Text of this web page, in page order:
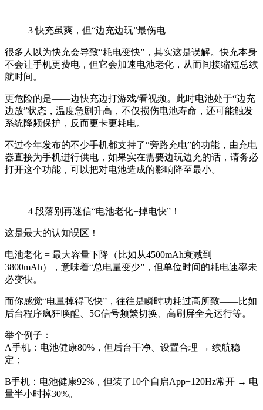
3快充虽爽，但“边充边玩”最伤电
很多人以为快充会导致“耗电变快”，其实这是误解。快充本身
不会让手机更费电，但它会加速电池老化，从而间接缩短总续
航时间。
更危险的是——边快充边打游戏/看视频。此时电池处于“边充
边放”状态，温度急剧升高，不仅损伤电池寿命，还可能触发
系统降频保护，反而更卡更耗电。
不过今年发布的不少手机都支持了“旁路充电”的功能，由充电
器直接为手机进行供电，如果实在需要边玩边充的话，请务必
打开这个功能，可以把对电池造成的影响降至最小。
4 段落别再迷信“电池老化=掉电快”！
这是最大的认知误区！
电池老化 = 最大容量下降（比如从4500mAh衰减到
3800mAh），意味着“总电量变少”，但单位时间的耗电速率未
必变快。
而你感觉“电量掉得飞快”，往往是瞬时功耗过高所致——比如
后台程序疯狂唤醒、5G信号频繁切换、高刷屏全亮运行等。
举个例子：
A手机：电池健康80%，但后台干净、设置合理 → 续航稳
定；
B手机：电池健康92%，但装了10个自启App+120Hz常开 → 电
量半小时掉30%。